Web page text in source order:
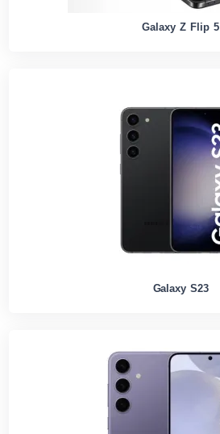
Galaxy Z Flip 5
Galaxy S23